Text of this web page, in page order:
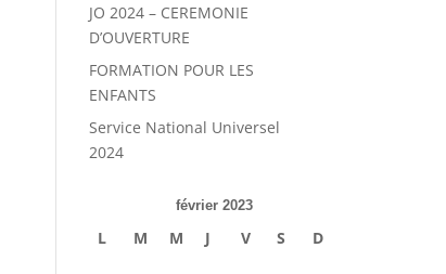
JO 2024 – CEREMONIE
D’OUVERTURE
FORMATION POUR LES
ENFANTS
Service National Universel
2024
février 2023
L M M J V S D